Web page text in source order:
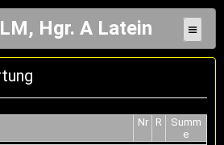
Hgr. A Latein ≡
Nr R
Summ
e